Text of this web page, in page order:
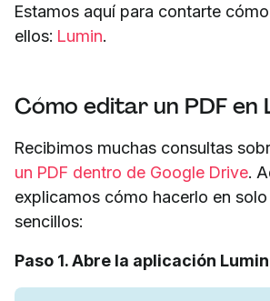
Estamos aquí para contarte
ellos: Lumin.
Cómo editar un PDF en
Recibimos muchas consultas
un PDF dentro de Google Drive.
explicamos cómo hacerlo en
sencillos:
Paso 1. Abre la aplicación Lumin